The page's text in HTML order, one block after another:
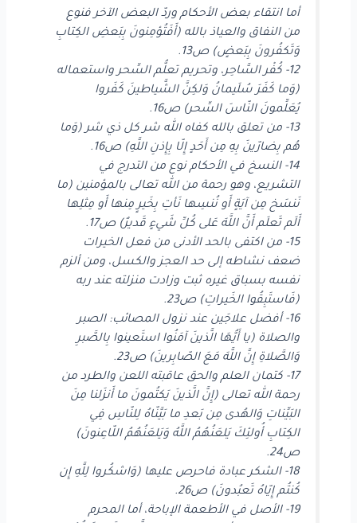
أما انتقاء بعض الأحكام وردّ البعض الآخر فنوع
من النفاق والعياذ بالله (أَفَتُؤمِنونَ بِبَعضِ الكِتابِ
وَتَكفُرونَ بِبَعضٍ) ص13.
12- كُفْر السَّاحِر، وتحريم تعلُّم السِّحر واستعماله
(وَما كَفَرَ سُلَيمانُ وَلكِنَّ الشَّياطينَ كَفَروا
يُعَلِّمونَ النّاسَ السِّحر) ص16.
13- من تعلق بالله كفاه الله شر كل ذي شر (وَما
هُم بِضارّينَ بِهِ مِن أَحَدٍ إِلّا بِإِذنِ اللَّهِ) ص16.
14- النسخ في الأحكام نوع من التدرج في
التشريع، وهو رحمة من الله تعالى بالمؤمنين (ما
نَنسَخ مِن آيَةٍ أَو نُنسِها نَأتِ بِخَيرٍ مِنها أَو مِثلِها
أَلَم تَعلَم أَنَّ اللَّهَ عَلى كُلِّ شَيءٍ قَديرٌ) ص17.
15- من اكتفى بالحد الأدنى من فعل الخيرات
ضعف نشاطه إلى حد العجز والكسل، ومن ألزم
نفسه بسباق غيره ثبت وزادت منزلته عند ربه
(فَاستَبِقُوا الخَيراتِ) ص23.
16- أفضل علاجَين عند نزول المصائب: الصبر
والصلاة (يا أَيُّهَا الَّذينَ آمَنُوا استَعينوا بِالصَّبرِ
وَالصَّلاةِ إِنَّ اللَّهَ مَعَ الصّابِرينَ) ص23.
17- كتمان العلم والحق عاقبته اللعن والطرد من
رحمة الله تعالى (إِنَّ الَّذينَ يَكتُمونَ ما أَنزَلنا مِنَ
البَيِّناتِ وَالهُدى مِن بَعدِ ما بَيَّنّاهُ لِلنّاسِ فِي
الكِتابِ أُولئِكَ يَلعَنُهُمُ اللَّهُ وَيَلعَنُهُمُ اللّاعِنونَ)
ص24.
18- الشكر عبادة فاحرص عليها (وَاشكُروا لِلَّهِ إِن
كُنتُم إِيّاهُ تَعبُدونَ) ص26.
19- الأصل في الأطعمة الإباحة، أما المحرم